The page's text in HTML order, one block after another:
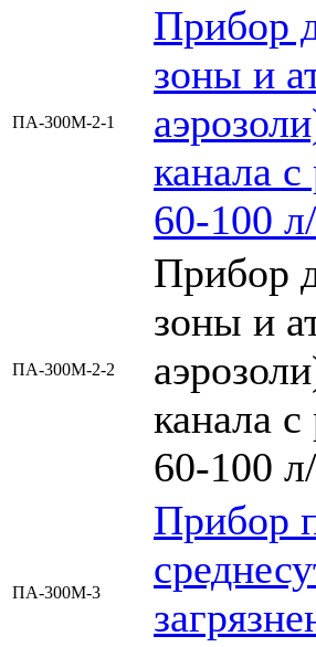
ПА-300М-2-1
Прибор
зоны и
канала
60-100
ПА-300М-2-2
Прибор
зоны и
канала
60-100
ПА-300М-3
Прибор